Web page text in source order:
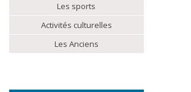
Les sports
Activités culturelles
Les Anciens